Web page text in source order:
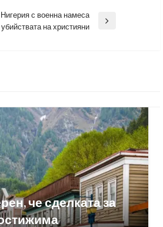
с военна намеса
на християни
че сделката за